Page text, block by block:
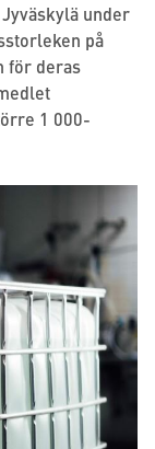
under
på
för deras
1 000-